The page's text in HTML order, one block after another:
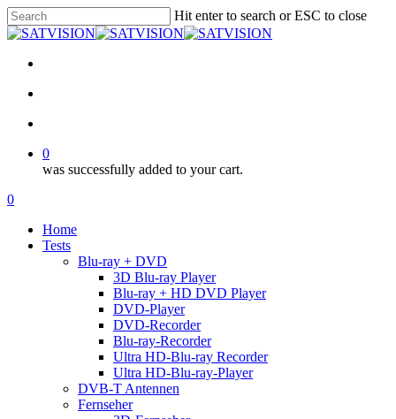
Skip
to
content
Hit enter to search or ESC to close
Close
0
was successfully added to your cart.
Menu
search
account
0
Home
Tests
Blu-ray + DVD
3D Blu-ray Player
Blu-ray + HD DVD Player
DVD-Player
DVD-Recorder
Blu-ray-Recorder
Ultra HD-Blu-ray Recorder
Ultra HD-Blu-ray-Player
DVB-T Antennen
Fernseher